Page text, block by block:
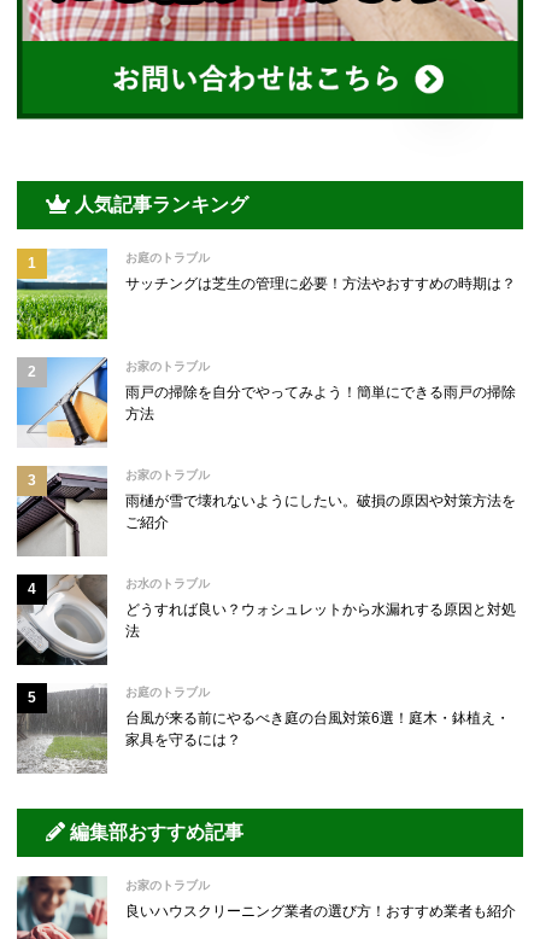
人気記事ランキング
お庭のトラブル
サッチングは芝生の管理に必要！方法やおすすめの時期は？
お家のトラブル
雨戸の掃除を自分でやってみよう！簡単にできる雨戸の掃除
方法
お家のトラブル
雨樋が雪で壊れないようにしたい。破損の原因や対策方法を
ご紹介
お水のトラブル
どうすれば良い？ウォシュレットから水漏れする原因と対処
法
お庭のトラブル
台風が来る前にやるべき庭の台風対策6選！庭木・鉢植え・
家具を守るには？
編集部おすすめ記事
お家のトラブル
良いハウスクリーニング業者の選び方！おすすめ業者も紹介